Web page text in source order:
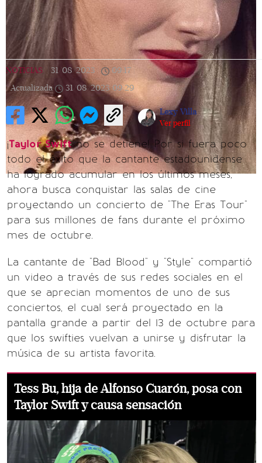
NOTICIAS 31/08/2023 09:17
Actualizada
31/08/2023 09:29
Lexy Villa
Ver perfil
¡Taylor Swiftno se detiene! Por si fuera poco
todo el éxito que la cantante estadounidense
ha logrado acumular en los últimos meses,
ahora busca conquistar las salas de cine
proyectando un concierto de "The Eras Tour"
para sus millones de fans durante el próximo
mes de octubre.
La cantante de "Bad Blood" y "Style" compartió
un video a través de sus redes sociales en el
que se aprecian momentos de uno de sus
conciertos, el cual será proyectado en la
pantalla grande a partir del 13 de octubre para
que los swifties vuelvan a unirse y disfrutar la
música de su artista favorita.
Tess Bu, hija de Alfonso Cuarón, posa con
Taylor Swift y causa sensación